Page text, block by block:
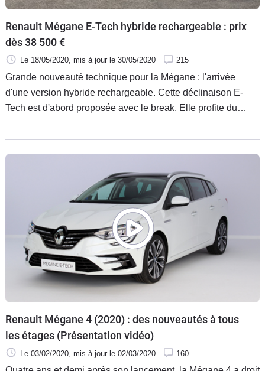
Renault Mégane E-Tech hybride rechargeable : prix
dès 38 500 €
Le 18/05/2020, mis à jour le 30/05/2020 215
Grande nouveauté technique pour la Mégane : l'arrivée
d'une version hybride rechargeable. Cette déclinaison E-
Tech est d'abord proposée avec le break. Elle profite du
Renault Mégane 4 (2020) : des nouveautés à tous
les étages (Présentation vidéo)
Le 03/02/2020 , mis à jour le 02/03/2020 160